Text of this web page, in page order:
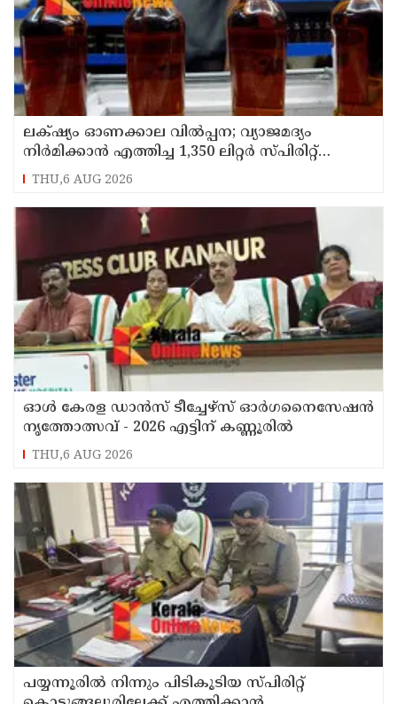
ലക്‌ഷ്യം ഓണക്കാല വിൽപ്പന; വ്യാജമദ്യം
നിർമിക്കാൻ എത്തിച്ച 1,350 ലിറ്റർ സ്പിരിറ്റ്
പിടികൂടി; രണ്ട് പേർ അറസ്റ്റിൽ
THU,6 AUG 2026
ഓൾ കേരള ഡാൻസ് ടീച്ചേഴ്സ് ഓർഗനൈസേഷൻ
നൃത്തോത്സവ് - 2026 എട്ടിന് കണ്ണൂരിൽ
THU,6 AUG 2026
പയ്യന്നൂരിൽ നിന്നും പിടികൂടിയ സ്പിരിറ്റ്